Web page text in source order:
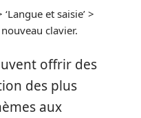
et saisie’ >
nouveau clavier.
offrir des
des plus
aux